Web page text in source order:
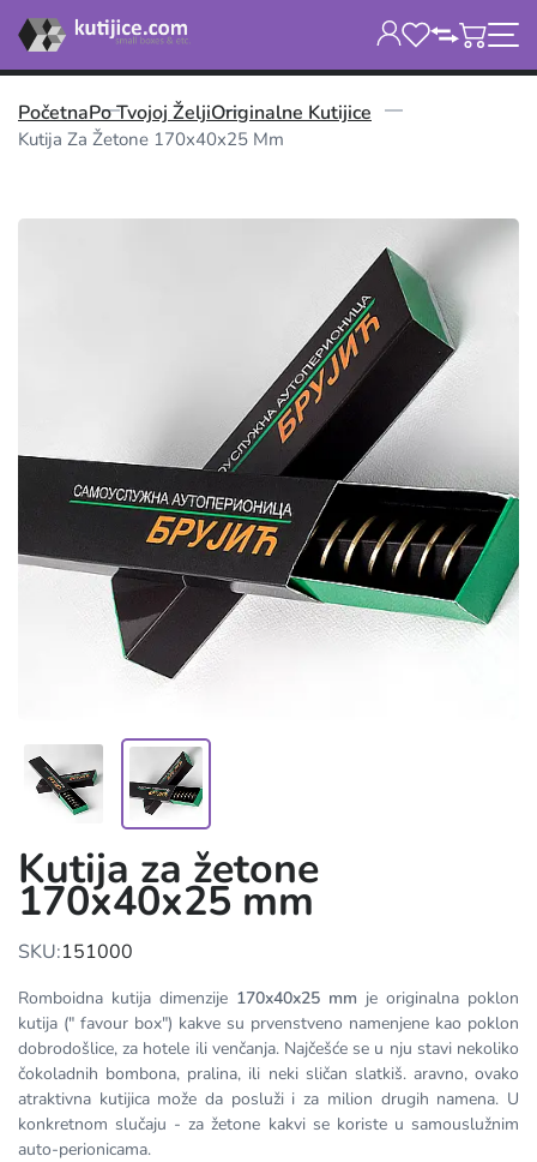
PočetnaPo Tvojoj ŽeljiOriginalne Kutijice
Kutija Za Žetone 170x40x25 Mm
Kutija za žetone
170x40x25 mm
SKU:151000
Romboidna kutija dimenzije 170x40x25 mm je originalna poklon
kutija (" favour box") kakve su prvenstveno namenjene kao poklon
dobrodošlice, za hotele ili venčanja. Najčešće se u nju stavi nekoliko
čokoladnih bombona, pralina, ili neki sličan slatkiš. aravno, ovako
atraktivna kutijica može da posluži i za milion drugih namena. U
konkretnom slučaju - za žetone kakvi se koriste u samouslužnim
auto-perionicama.